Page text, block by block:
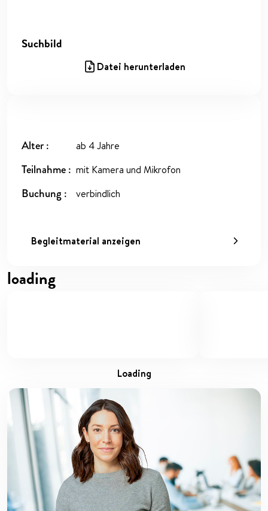
Suchbild
Datei herunterladen
Alter ab 4 Jahre
Teilnahme mit Kamera und Mikrofon
Buchung verbindlich
Begleitmaterial anzeigen
loading
loading